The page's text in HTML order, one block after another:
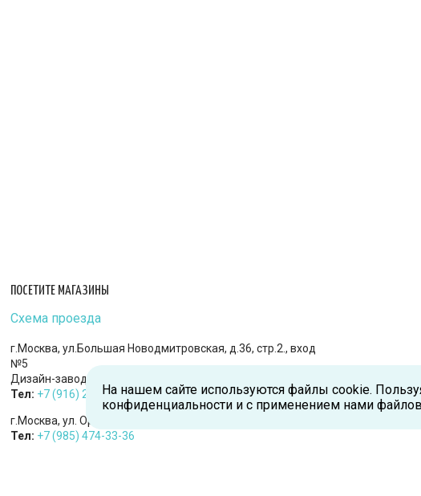
ПОСЕТИТЕ МАГАЗИНЫ
Схема проезда
г.Москва, ул.Большая Новодмитровская, д.36, стр.2., вход
№5
Дизайн-завод «FLACON»
Тел: +7 (916) 215-94-95
г.Москва, ул. Орджоникидзе, д.9, к.1
Тел: +7 (985) 474-33-36
На нашем сайте используются файлы cookie.
конфиденциальности и с применением нами